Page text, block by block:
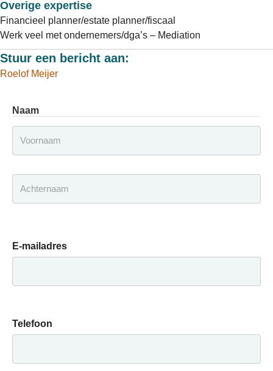
Overige expertise
Financieel planner/estate planner/fiscaal
Werk veel met ondernemers/dga’s – Mediation
Stuur een bericht aan:
Roelof Meijer
Naam
Voornaam
E-mailadres
Telefoon